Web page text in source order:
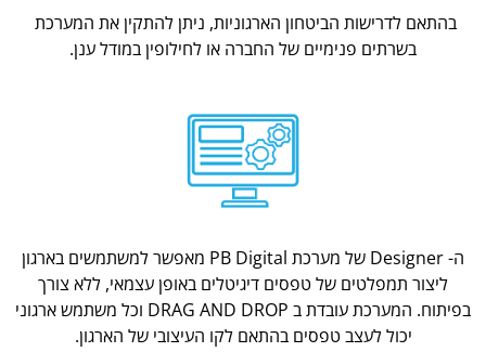
בהתאם לדרישות הביטחון הארגוניות, ניתן להתקין את המערכת
בשרתים פנימיים של החברה או לחילופין במודל ענן.
ה- Designer של מערכת PB Digital מאפשר למשתמשים בארגון
ליצור תמפלטים של טפסים דיגיטלים באופן עצמאי, ללא צורך
בפיתוח. המערכת עובדת ב DRAG AND DROP וכל משתמש ארגוני
יכול לעצב טפסים בהתאם לקו העיצובי של הארגון.